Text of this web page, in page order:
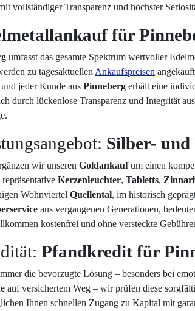
vollständiger Transparenz und höchster
für
umfasst das gesamte Spektrum wertvoller
zu tagesaktuellen Ankaufspreisen
jeder Kunde aus Pinneberg erhält eine
durch lückenlose Transparenz und Integrität
Silber-
wir unseren Goldankaufum einen
repräsentative Kerzenleuchter, Tabletts,
Wohnviertel Quellental, im historisch
aus vergangenen Generationen,
kostenfrei und ohne versteckte
Pfandkredit für
die bevorzugte Lösung – besonders bei
auf versichertem Weg – wir prüfen diese
Ihnen schnellen Zugang zu Kapital mit